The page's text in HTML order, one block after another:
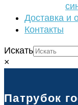
Доставка и
Контакты
Искать
×
Патрубок